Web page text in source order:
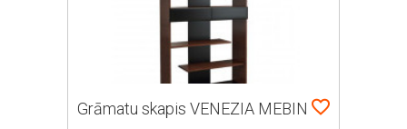
Grāmatu skapis VENEZIA MEBIN